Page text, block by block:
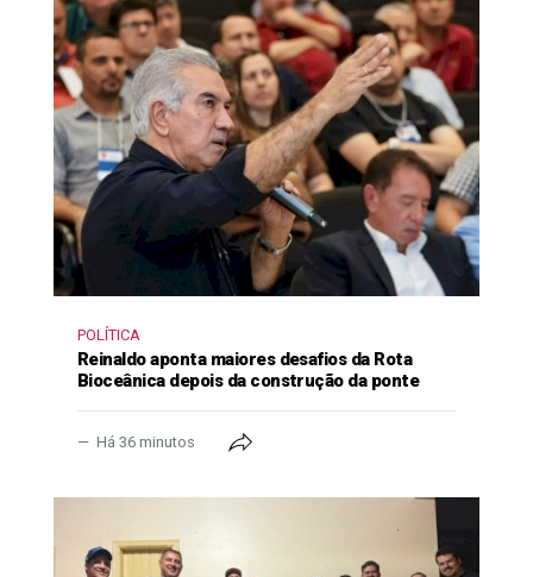
POLÍTICA
Reinaldo aponta maiores desafios da Rota
Bioceânica depois da construção da ponte
Há 36 minutos